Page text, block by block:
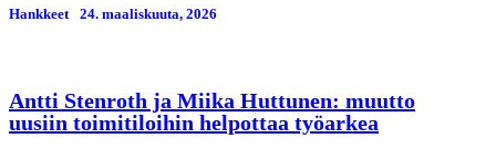
Hankkeet 24. maaliskuuta, 2026
Antti Stenroth ja Miika Huttunen: muutto
uusiin toimitiloihin helpottaa työarkea